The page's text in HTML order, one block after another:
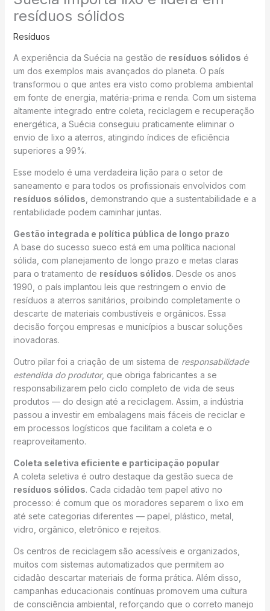
resíduos sólidos
Resíduos
A experiência da Suécia na gestão de resíduos sólidos é
um dos exemplos mais avançados do planeta. O país
transformou o que antes era visto como problema ambiental
em fonte de energia, matéria-prima e renda. Com um sistema
altamente integrado entre coleta, reciclagem e recuperação
energética, a Suécia conseguiu praticamente eliminar o
envio de lixo a aterros, atingindo índices de eficiência
superiores a 99%.
Esse modelo é uma verdadeira lição para o setor de
saneamento e para todos os profissionais envolvidos com
resíduos sólidos , demonstrando que a sustentabilidade e a
rentabilidade podem caminhar juntas.
Gestão integrada e política pública de longo prazo
A base do sucesso sueco está em uma política nacional
sólida, com planejamento de longo prazo e metas claras
para o tratamento de resíduos sólidos. Desde os anos
1990, o país implantou leis que restringem o envio de
resíduos a aterros sanitários, proibindo completamente o
descarte de materiais combustíveis e orgânicos. Essa
decisão forçou empresas e municípios a buscar soluções
inovadoras.
Outro pilar foi a criação de um sistema de responsabilidade
estendida do produtor, que obriga fabricantes a se
responsabilizarem pelo ciclo completo de vida de seus
produtos — do design até a reciclagem. Assim, a indústria
passou a investir em embalagens mais fáceis de reciclar e
em processos logísticos que facilitam a coleta e o
reaproveitamento.
Coleta seletiva eficiente e participação popular
A coleta seletiva é outro destaque da gestão sueca de
resíduos sólidos. Cada cidadão tem papel ativo no
processo: é comum que os moradores separem o lixo em
até sete categorias diferentes — papel, plástico, metal,
vidro, orgânico, eletrônico e rejeitos.
Os centros de reciclagem são acessíveis e organizados,
muitos com sistemas automatizados que permitem ao
cidadão descartar materiais de forma prática. Além disso,
campanhas educacionais contínuas promovem uma cultura
de consciência ambiental, reforçando que o correto manejo